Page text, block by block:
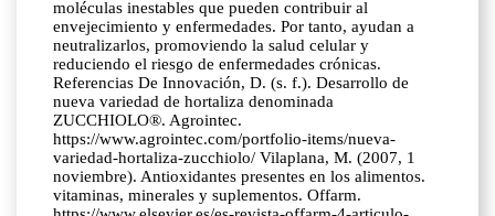
moléculas inestables que pueden contribuir al
envejecimiento y enfermedades. Por tanto, ayudan a
neutralizarlos, promoviendo la salud celular y
reduciendo el riesgo de enfermedades crónicas.
Referencias De Innovación, D. (s. f.). Desarrollo de
nueva variedad de hortaliza denominada
ZUCCHIOLO®. Agrointec.
https://www.agrointec.com/portfolio-items/nueva-
variedad-hortaliza-zucchiolo/ Vilaplana, M. (2007, 1
noviembre). Antioxidantes presentes en los alimentos.
vitaminas, minerales y suplementos. Offarm.